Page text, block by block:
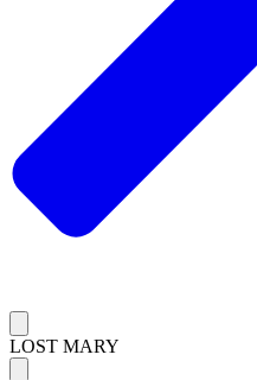
LOST MARY